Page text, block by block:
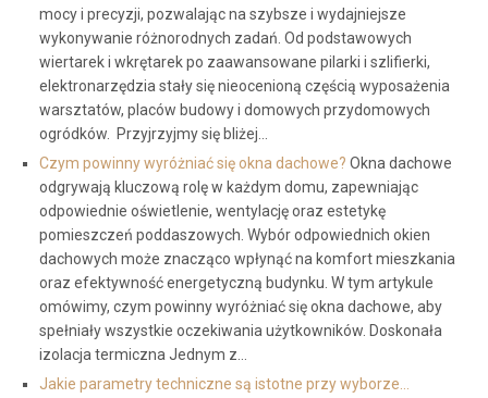
mocy i precyzji, pozwalając na szybsze i wydajniejsze
wykonywanie różnorodnych zadań. Od podstawowych
wiertarek i wkrętarek po zaawansowane pilarki i szlifierki,
elektronarzędzia stały się nieocenioną częścią wyposażenia
warsztatów, placów budowy i domowych przydomowych
ogródków. Przyjrzyjmy się bliżej…
Czym powinny wyróżniać się okna dachowe? Okna dachowe
odgrywają kluczową rolę w każdym domu, zapewniając
odpowiednie oświetlenie, wentylację oraz estetykę
pomieszczeń poddaszowych. Wybór odpowiednich okien
dachowych może znacząco wpłynąć na komfort mieszkania
oraz efektywność energetyczną budynku. W tym artykule
omówimy, czym powinny wyróżniać się okna dachowe, aby
spełniały wszystkie oczekiwania użytkowników. Doskonała
izolacja termiczna Jednym z…
Jakie parametry techniczne są istotne przy wyborze…